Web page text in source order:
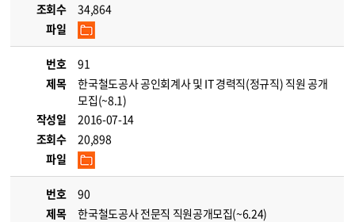
조회수
34,864
파일
번호
91
제목
한국철도공사 공인회계사 및 IT 경력직(정규직) 직원 공개
모집(~8.1)
작성일
2016-07-14
조회수
20,898
파일
번호
90
제목
한국철도공사 전문직 직원공개모집(~6.24)